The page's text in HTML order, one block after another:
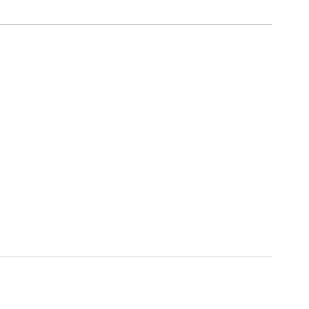
bahnbrechenden Komfort und Fahrverhalten.
Line wird Ihr treuer Begleiter auf den man sich